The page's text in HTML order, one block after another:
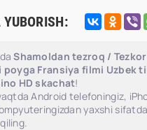
Shamoldan tezroq /
Fransiya filmi Uzbek
HD skachat!
Android telefoningiz,
yaxshi